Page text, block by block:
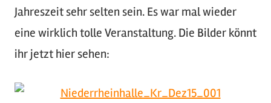
Jahreszeit sehr selten sein. Es war mal wieder
eine wirklich tolle Veranstaltung. Die Bilder könnt
ihr jetzt hier sehen: